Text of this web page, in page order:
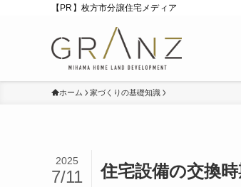
【PR】枚方市分譲住宅メディア
ホーム 家づくりの基礎知識
住宅設備の交換
2025
7/11